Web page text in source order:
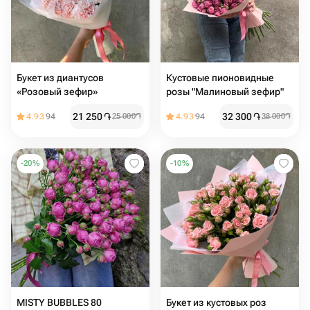
Букет из диантусов
«Розовый зефир»
4.9394 21 250֏25 000֏
Кустовые пионовидные
розы "Малиновый зефир"
4.9394 32 300֏38 000֏
-20%
MISTY BUBBLES 80
-10%
Букет из кустовых роз